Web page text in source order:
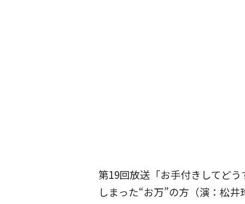
第19回放送「お手付きしてど
しまった“お万”の方（演：松